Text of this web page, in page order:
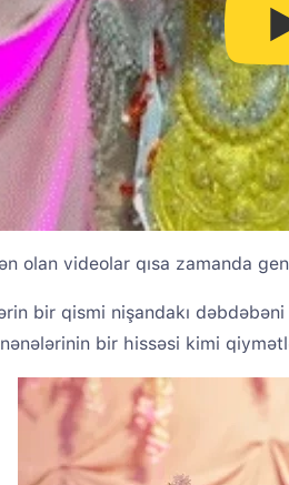
olan videolar qısa zamanda
bir qismi nişandakı
bir hissəsi kimi